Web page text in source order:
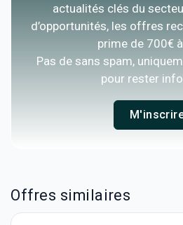
actualités clés du
d’opportunités, les offres
prime de 700€
Pas de sans spam,
pour rester
Offres similaires